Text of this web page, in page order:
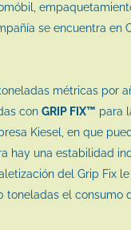
se encuentra en
métricas por
con GRIP FIX™ para
Kiesel, en que
hay una estabilidad
del Grip Fix
toneladas el consumo